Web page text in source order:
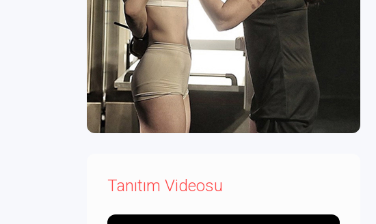
Tanıtım Videosu